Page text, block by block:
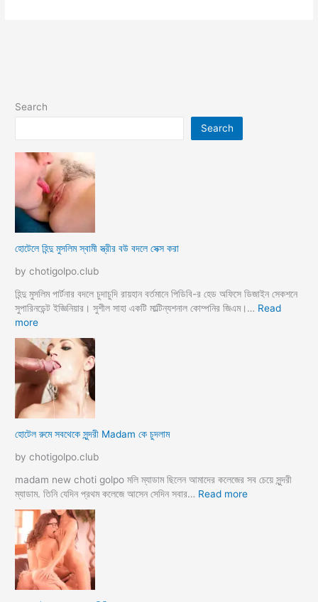
Search
Search
হোটেলে হিন্দু মুসলিম স্বামী স্ত্রীর বউ বদলে সেক্স করা
by chotigolpo.club
হিন্দু মুসলিম পার্টনার বদলে চুদাচুদি রায়হান বর্তমানে পিডিবি-র হেড অফিসে ডিজাইন সেকশনে
সুপারিনডেন্ট ইজ্ঞিনিয়ার। সুশীল সাহা একটি মাল্টিন্যশনাল কোম্পনির জিএম।… Read
more:
হো
টে
লে
ন্দু
মু
স
লি
স্বা
মী
স্ত্রী
ব
উ
লে
সে
হোটেল রুমে সবথেকে সুন্দরী Madam কে চুদলাম
by chotigolpo.club
madam new choti golpo মলি ম্যাডাম ছিলেন আমাদের কলেজের সব চেয়ে সুন্দরী
ম্যাডাম. তিনি যেদিন প্রথম কলেজে আসেন সেদিন সবার… Read more: